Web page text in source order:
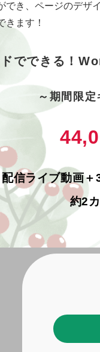
でき、ページのデザ
きます！
ドでできる！
～期間限定
配信ライブ動画
約2